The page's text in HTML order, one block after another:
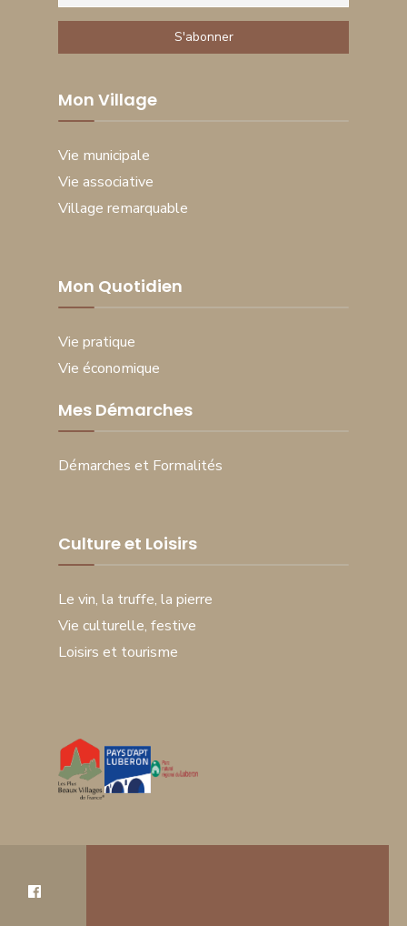
Mon Village
Vie municipale
Vie associative
Village remarquable
Mon Quotidien
Vie pratique
Vie économique
Mes Démarches
Démarches et Formalités
Culture et Loisirs
Le vin, la truffe, la pierre
Vie culturelle, festive
Loisirs et tourisme